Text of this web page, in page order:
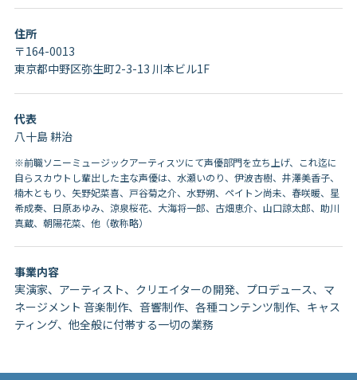
住所
〒164-0013
東京都中野区弥生町2-3-13 川本ビル1F
代表
八十島 耕治
※前職ソニーミュージックアーティスツにて声優部門を立ち上げ、これ迄に
自らスカウトし輩出した主な声優は、水瀬いのり、伊波杏樹、井澤美香子、
楠木ともり、矢野妃菜喜、戸谷菊之介、水野朔、ペイトン尚未、春咲暖、星
希成奏、日原あゆみ、涼泉桜花、大海将一郎、古畑恵介、山口諒太郎、助川
真蔵、朝陽花菜、他（敬称略）
事業内容
実演家、アーティスト、クリエイターの開発、プロデュース、マ
ネージメント 音楽制作、音響制作、各種コンテンツ制作、キャス
ティング、他全般に付帯する一切の業務